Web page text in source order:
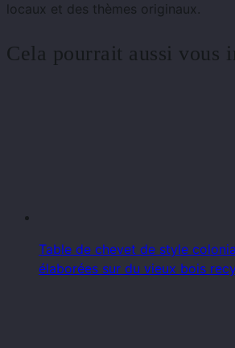
locaux et des thèmes originaux.
Cela pourrait aussi vous
Table de chevet de style
élaborées sur du vieux bois